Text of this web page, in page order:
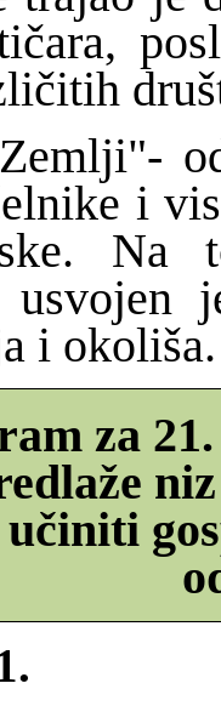
i
Na
usvojen
i okoliša.
za